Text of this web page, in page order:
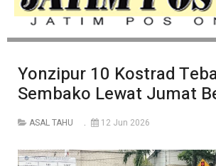
Yonzipur 10 Kostrad
Sembako Lewat Jumat
ASAL TAHU 12 Jun 2026